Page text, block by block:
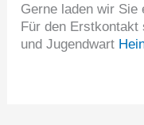
Gerne laden wir Sie
Für den
und Jugendwart